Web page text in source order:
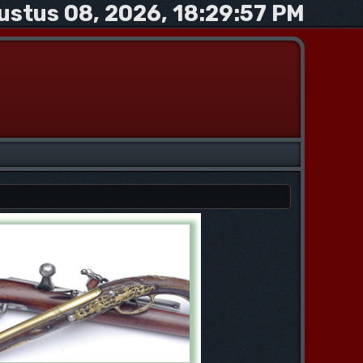
08, 2026, 18:29:57 PM